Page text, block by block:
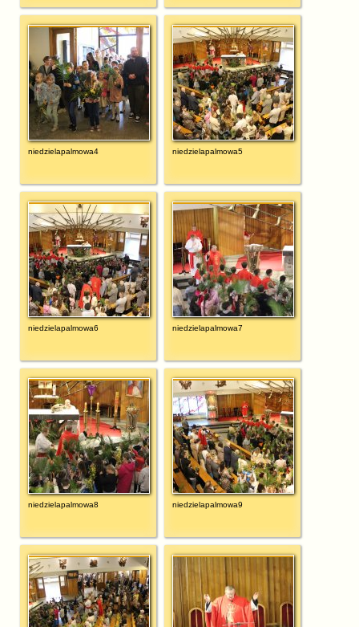
niedzielapalmowa4 niedzielapalmowa5
niedzielapalmowa6 niedzielapalmowa7
niedzielapalmowa8 niedzielapalmowa9